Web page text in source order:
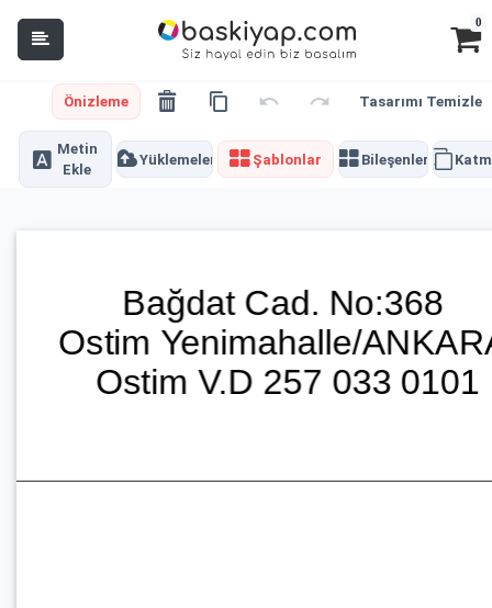
0
Önizleme Tasarımı Temizle
Metin
Ekle
Yüklemeler Şablonlar Bileşenler